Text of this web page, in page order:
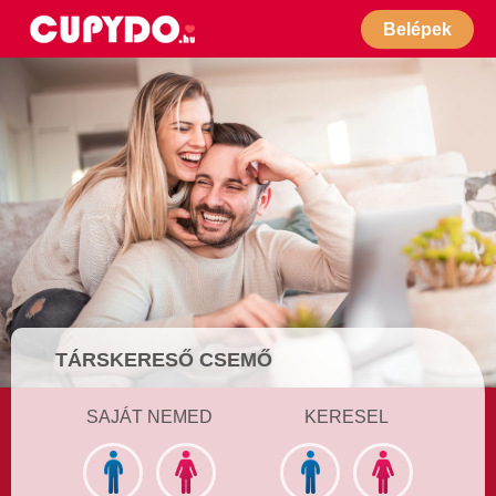
Belépek
TÁRSKERESŐ CSEMŐ
SAJÁT NEMED KERESEL